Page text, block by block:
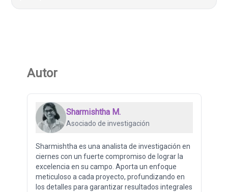
Autor
Sharmishtha M.
Asociado de investigación
Sharmishtha es una analista de investigación en
ciernes con un fuerte compromiso de lograr la
excelencia en su campo. Aporta un enfoque
meticuloso a cada proyecto, profundizando en
los detalles para garantizar resultados integrales